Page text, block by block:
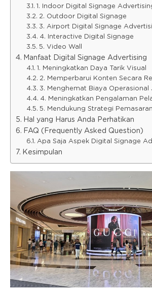
1. Indoor Digital Signage
2. Outdoor Digital Signage
3. Airport Digital Signage
4. Interactive Digital Signage
5. Video Wall
Manfaat Digital Signage Advertising
1. Meningkatkan Daya Tarik Visual
2. Memperbarui Konten Secara
3. Menghemat Biaya Operasional
4. Meningkatkan Pengalaman
5. Mendukung Strategi
Hal yang Harus Anda Perhatikan
FAQ (Frequently Asked Question)
Apa Saja Aspek Digital Signage
Kesimpulan